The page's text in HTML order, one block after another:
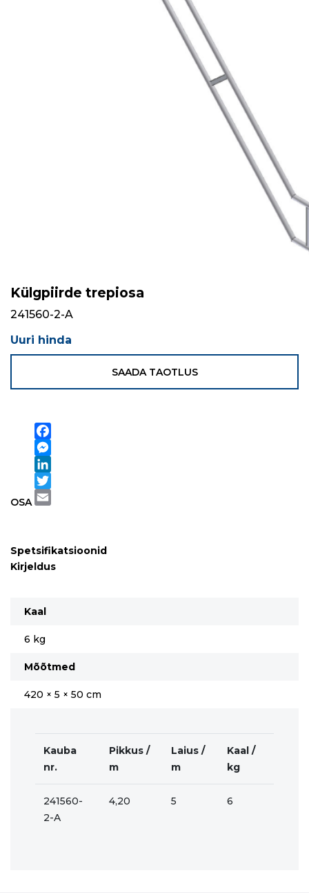
Külgpiirde trepiosa
241560-2-A
Uuri hinda
SAADA TAOTLUS
OSA
Facebook
Messenger
LinkedIn
Twitter
Email
Spetsifikatsioonid
Kirjeldus
Kaal
6 kg
Mõõtmed
420 × 5 × 50 cm
Kauba
nr.
Pikkus /
m
Laius /
m
Kaal /
kg
241560-
2-A
4,20 5 6